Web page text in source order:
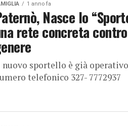
1 anno fa
Nasce lo
rete concreta
sportello è già
telefonico 327- 7772937